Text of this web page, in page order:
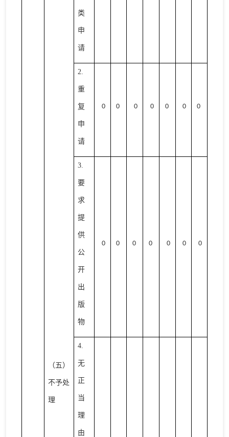
（五）
不予处
理
类
申
请
2.
重
复
申
请
0 0 0 0 0 0 0
3.
要
求
提
供
公
开
出
版
物
0 0 0 0 0 0 0
4.
无
正
当
理
由